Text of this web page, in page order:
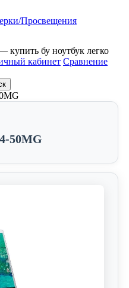
Просвещения
купить бу ноутбук легко
кабинет Сравнение
50MG